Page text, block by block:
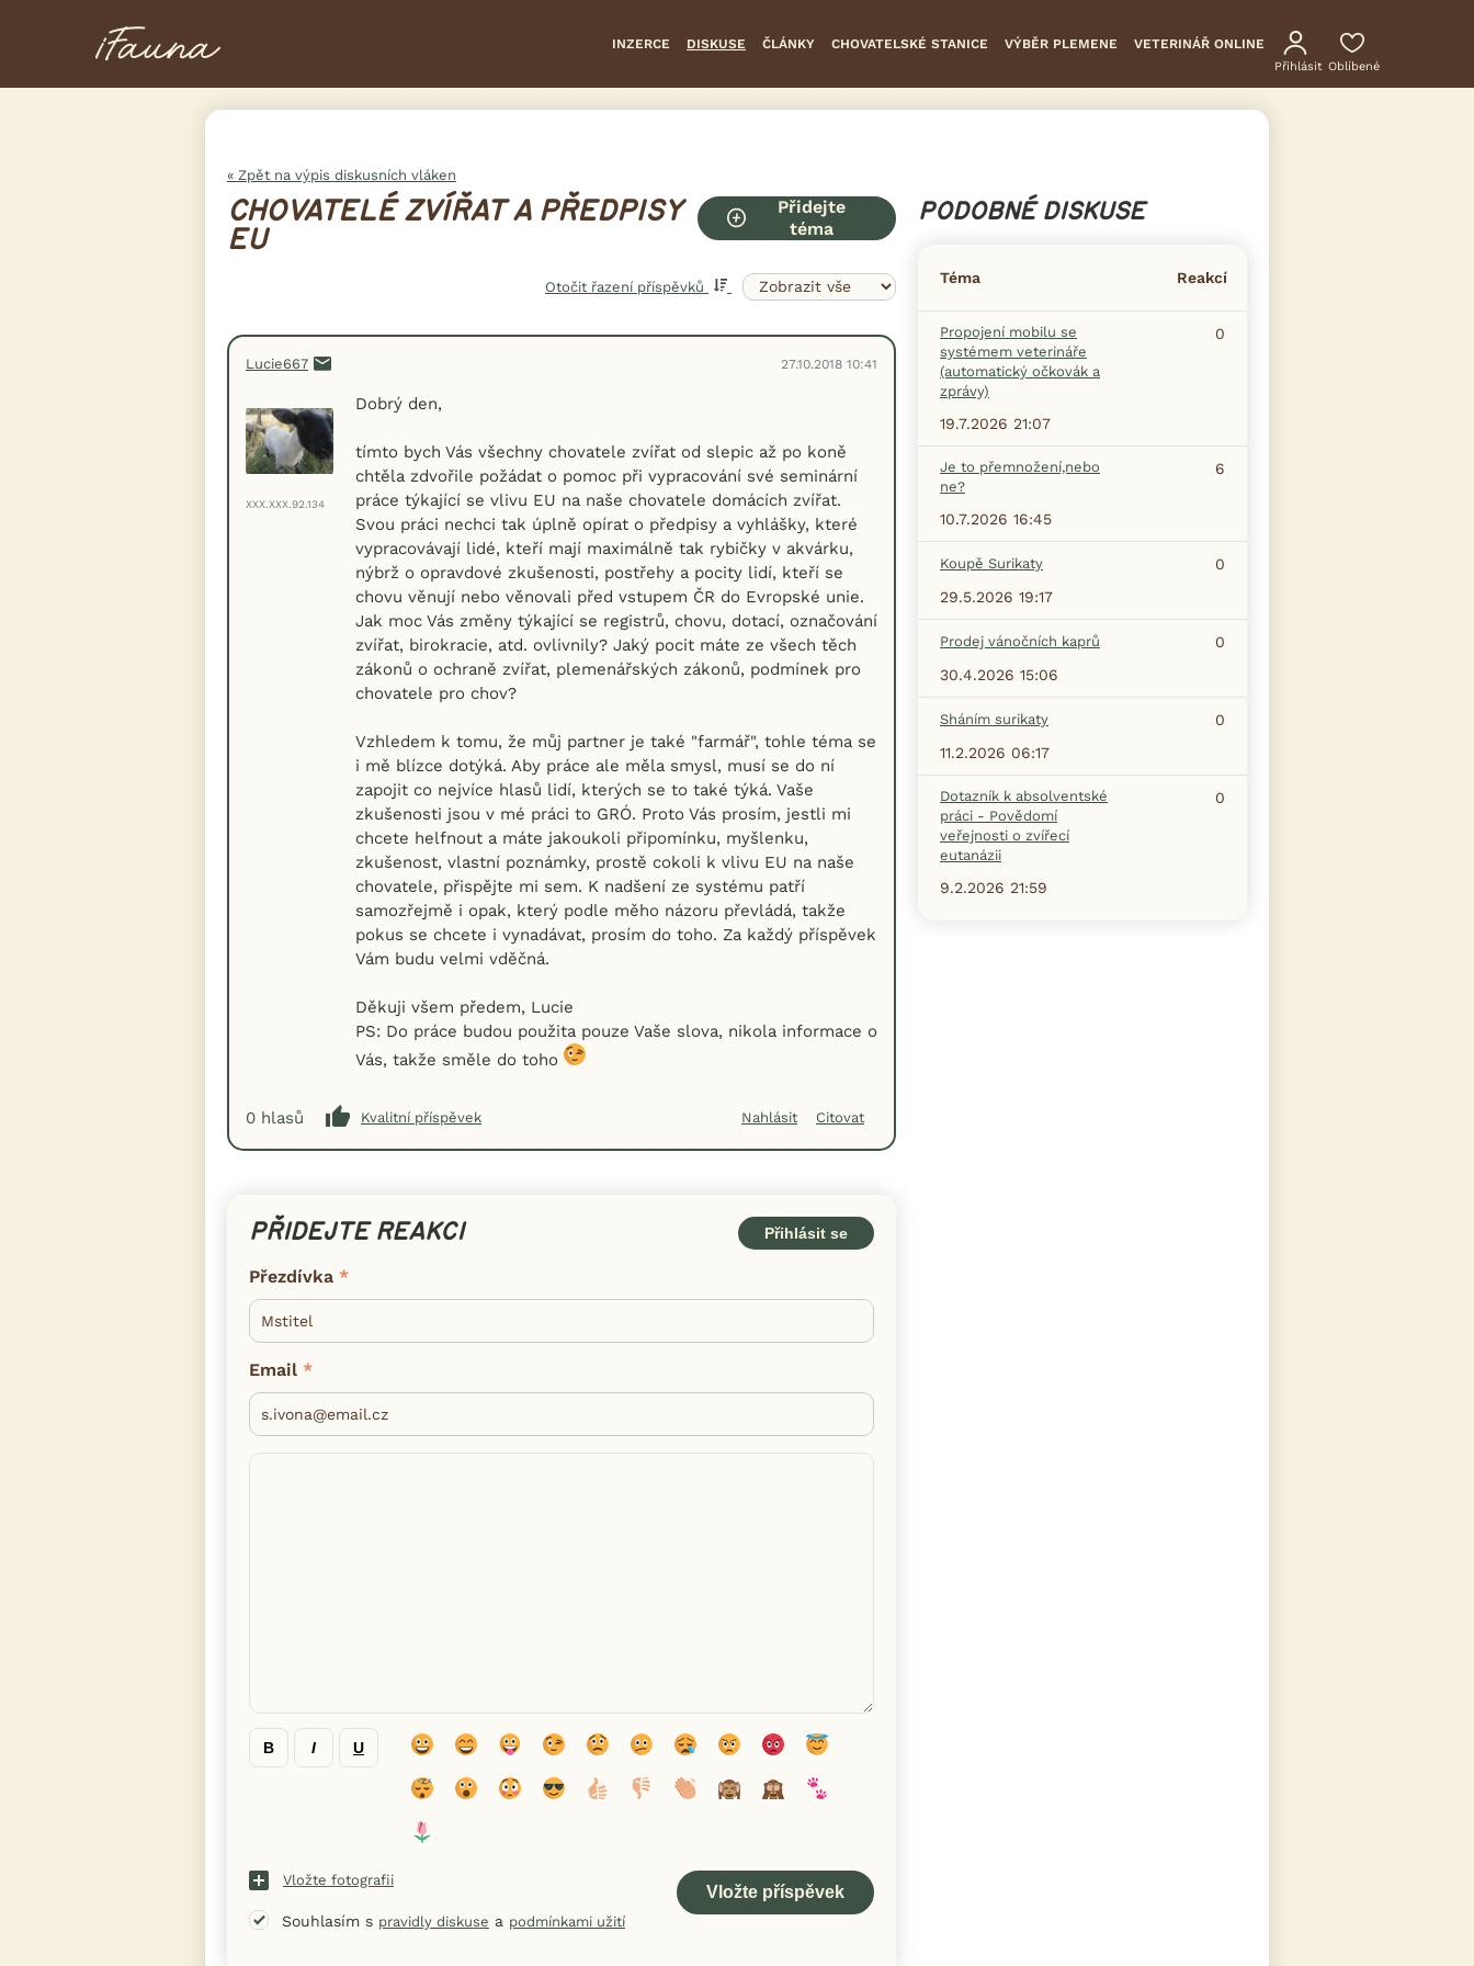
INZERCE DISKUSE ČLÁNKY CHOVATELSKÉ STANICE VÝBĚR PLEMENE VETERINÁŘ ONLINE
Přihlásit Oblíbené
« Zpět na výpis diskusních vláken
CHOVATELÉ ZVÍŘAT A PŘEDPISY
EU
Přidejte
téma
Otočit řazení příspěvků
Lucie667 27.10.2018 10:41
XXX.XXX.92.134
Dobrý den,
tímto bych Vás všechny chovatele zvířat od slepic až po koně
chtěla zdvořile požádat o pomoc při vypracování své seminární
práce týkající se vlivu EU na naše chovatele domácích zvířat.
Svou práci nechci tak úplně opírat o předpisy a vyhlášky, které
vypracovávají lidé, kteří mají maximálně tak rybičky v akvárku,
nýbrž o opravdové zkušenosti, postřehy a pocity lidí, kteří se
chovu věnují nebo věnovali před vstupem ČR do Evropské unie.
Jak moc Vás změny týkající se registrů, chovu, dotací, označování
zvířat, birokracie, atd. ovlivnily? Jaký pocit máte ze všech těch
zákonů o ochraně zvířat, plemenářských zákonů, podmínek pro
chovatele pro chov?
Vzhledem k tomu, že můj partner je také "farmář", tohle téma se
i mě blízce dotýká. Aby práce ale měla smysl, musí se do ní
zapojit co nejvíce hlasů lidí, kterých se to také týká. Vaše
zkušenosti jsou v mé práci to GRÓ. Proto Vás prosím, jestli mi
chcete helfnout a máte jakoukoli připomínku, myšlenku,
zkušenost, vlastní poznámky, prostě cokoli k vlivu EU na naše
chovatele, přispějte mi sem. K nadšení ze systému patří
samozřejmě i opak, který podle měho názoru převládá, takže
pokus se chcete i vynadávat, prosím do toho. Za každý příspěvek
Vám budu velmi vděčná.
Děkuji všem předem, Lucie
PS: Do práce budou použita pouze Vaše slova, nikola informace o
Vás, takže směle do toho
0 hlasů Kvalitní příspěvek Nahlásit Citovat
PŘIDEJTE REAKCI Přihlásit se
Přezdívka
Email
B I U
Vložte fotografii
Souhlasím s pravidly diskuse a podmínkami užití
PODOBNÉ DISKUSE
Téma Reakcí
Propojení mobilu se
systémem veterináře
(automatický očkovák a
zprávy)
0
19.7.2026 21:07
Je to přemnožení,nebo
ne?
6
10.7.2026 16:45
Koupě Surikaty
0
29.5.2026 19:17
Prodej vánočních kaprů
0
30.4.2026 15:06
Sháním surikaty
0
11.2.2026 06:17
Dotazník k absolventské
práci - Povědomí
veřejnosti o zvířecí
eutanázii
0
9.2.2026 21:59